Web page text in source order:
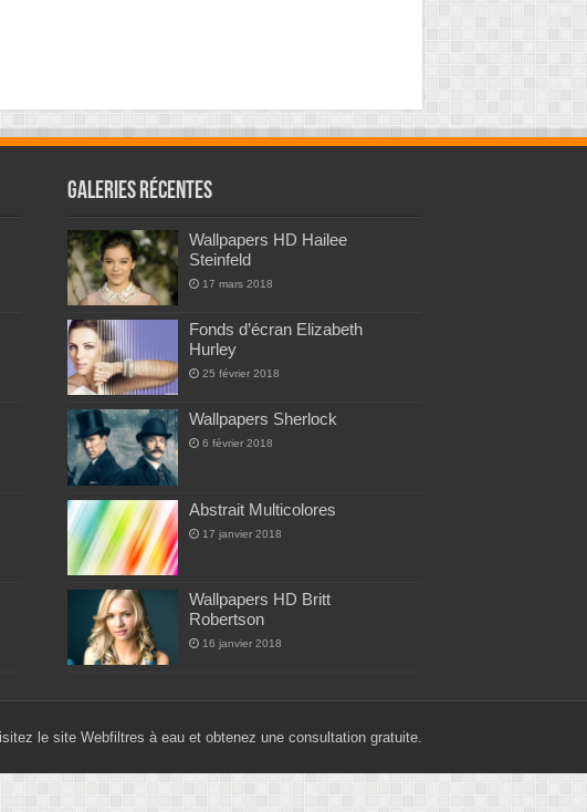
Galeries Récentes
Wallpapers HD Hailee
Steinfeld
17 mars 2018
Fonds d’écran Elizabeth
Hurley
25 février 2018
Wallpapers Sherlock
6 février 2018
Abstrait Multicolores
17 janvier 2018
Wallpapers HD Britt
Robertson
16 janvier 2018
le site Webfiltres à eauet obtenez une consultation gratuite.